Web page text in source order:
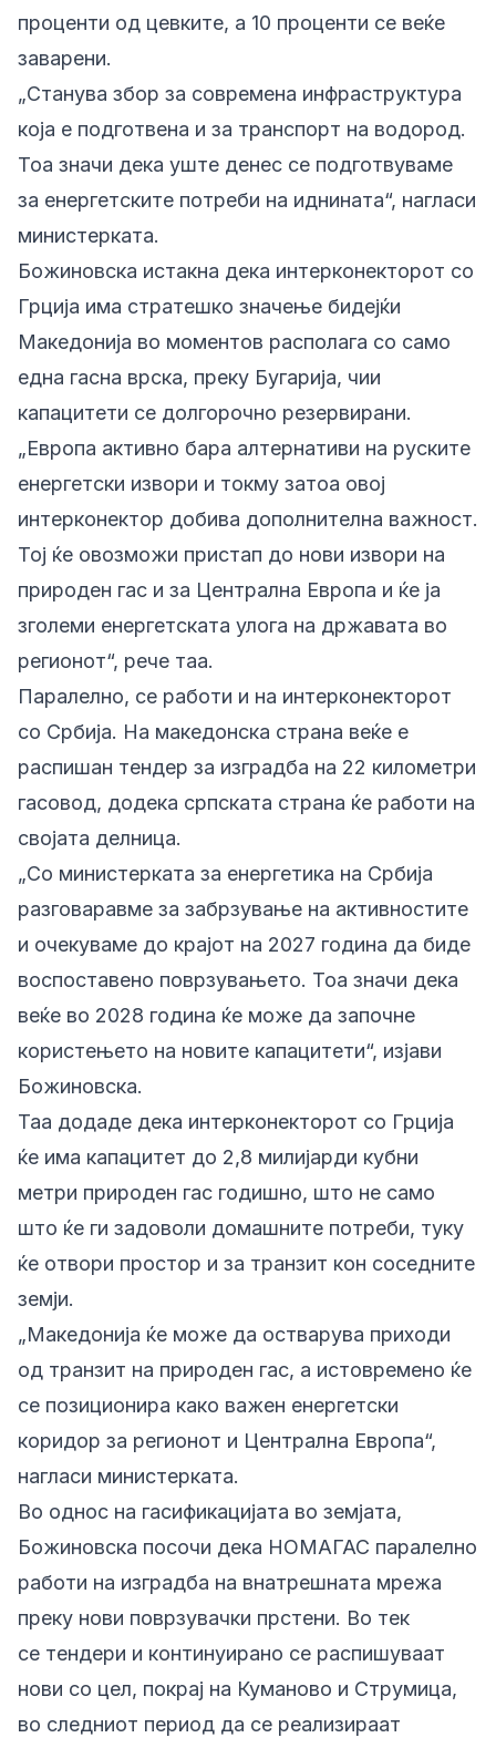
проценти од цевките, а 10 проценти се веќе
заварени.
„Станува збор за современа инфраструктура
која е подготвена и за транспорт на водород.
Тоа значи дека уште денес се подготвуваме
за енергетските потреби на иднината“, нагласи
министерката.
Божиновска истакна дека интерконекторот со
Грција има стратешко значење бидејќи
Македонија во моментов располага со само
една гасна врска, преку Бугарија, чии
капацитети се долгорочно резервирани.
„Европа активно бара алтернативи на руските
енергетски извори и токму затоа овој
интерконектор добива дополнителна важност.
Тој ќе овозможи пристап до нови извори на
природен гас и за Централна Европа и ќе ја
зголеми енергетската улога на државата во
регионот“, рече таа.
Паралелно, се работи и на интерконекторот
со Србија. На македонска страна веќе е
распишан тендер за изградба на 22 километри
гасовод, додека српската страна ќе работи на
својата делница.
„Со министерката за енергетика на Србија
разговаравме за забрзување на активностите
и очекуваме до крајот на 2027 година да биде
воспоставено поврзувањето. Тоа значи дека
веќе во 2028 година ќе може да започне
користењето на новите капацитети“, изјави
Божиновска.
Таа додаде дека интерконекторот со Грција
ќе има капацитет до 2,8 милијарди кубни
метри природен гас годишно, што не само
што ќе ги задоволи домашните потреби, туку
ќе отвори простор и за транзит кон соседните
земји.
„Македонија ќе може да остварува приходи
од транзит на природен гас, а истовремено ќе
се позиционира како важен енергетски
коридор за регионот и Централна Европа“,
нагласи министерката.
Во однос на гасификацијата во земјата,
Божиновска посочи дека НОМАГАС паралелно
работи на изградба на внатрешната мрежа
преку нови поврзувачки прстени. Во тек
се тендери и континуирано се распишуваат
нови со цел, покрај на Куманово и Струмица,
во следниот период да се реализираат